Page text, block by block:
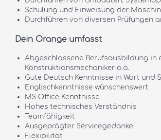
Schulung und Einweisung der
Durchführen von diversen Prüfungen
Dein Orange umfasst
Abgeschlossene Berufsausbildung in
Konstruktionsmechaniker o.ä.
Gute Deutsch Kenntnisse in Wort und
Englischkenntnisse wünschenswert
MS Office Kenntnisse
Hohes technisches Verständnis
Teamfähigkeit
Ausgeprägter Servicegedanke
Flexibilität